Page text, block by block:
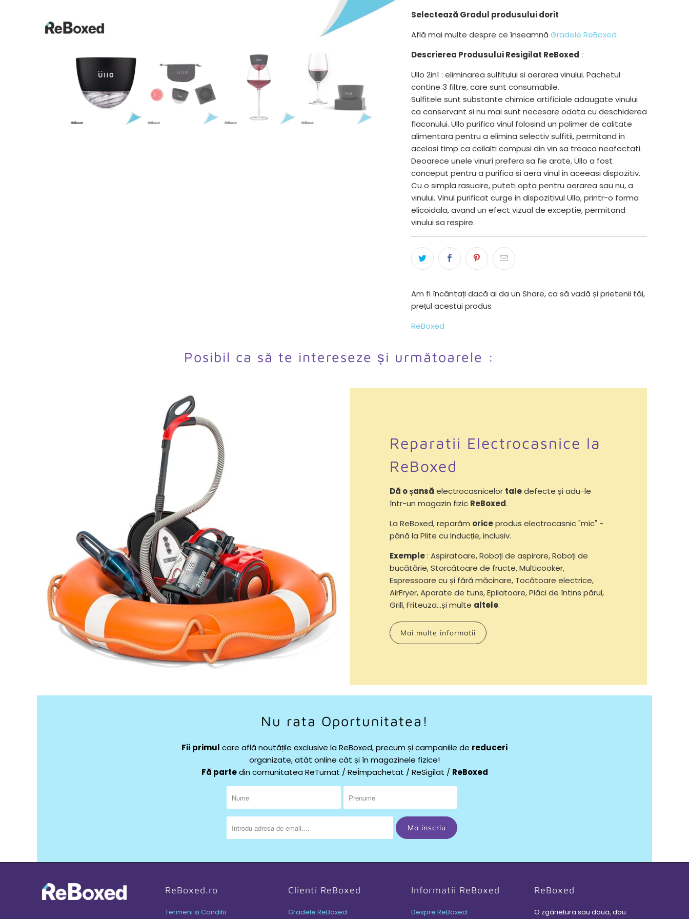
devine
{{
}}:
Selectează Gradul produsului dorit
Află mai multe despre ce înseamnă Gradele ReBoxed
Descrierea Produsului Resigilat ReBoxed :
Ullo 2in1 : eliminarea sulfitului si aerarea vinului. Pachetul
contine 3 filtre, care sunt consumabile.
Sulfitele sunt substante chimice artificiale adaugate vinului
ca conservant si nu mai sunt necesare odata cu deschiderea
flaconului. Üllo purifica vinul folosind un polimer de calitate
alimentara pentru a elimina selectiv sulfitii, permitand in
acelasi timp ca ceilalti compusi din vin sa treaca neafectati.
Deoarece unele vinuri prefera sa fie arate, Üllo a fost
conceput pentru a purifica si aera vinul in aceeasi dispozitiv.
Cu o simpla rasucire, puteti opta pentru aerarea sau nu, a
vinului. Vinul purificat curge in dispozitivul Ullo, printr-o forma
elicoidala, avand un efect vizual de exceptie, permitand
vinului sa respire.
Am fi încântați dacă ai da un Share, ca să vadă și prietenii tăi,
prețul acestui produs
ReBoxed
Posibil ca să te intereseze și următoarele :
Reparatii Electrocasnice la
ReBoxed
Dă o șansă electrocasnicelor taledefecte și adu-le
într-un magazin fizic ReBoxed.
La ReBoxed, reparăm oriceprodus electrocasnic "mic" -
până la Plite cu Inducție, inclusiv.
Exemple: Aspiratoare, Roboți de aspirare, Roboți de
bucătărie, Storcătoare de fructe, Multicooker,
Espressoare cu și fără măcinare, Tocătoare electrice,
AirFryer, Aparate de tuns, Epilatoare, Plăci de întins părul,
Grill, Friteuza...și multe altele.
Mai multe informatii
Nu rata Oportunitatea!
Fii primul care află noutățile exclusive la ReBoxed, precum și campaniile de reduceri
organizate, atât online cât și în magazinele fizice!
Fă partedin comunitatea ReTurnat / ReÎmpachetat / ReSigilat / ReBoxed
ReBoxed.ro
Termeni si Conditii
Clienti ReBoxed
Gradele ReBoxed
Informatii ReBoxed
Despre ReBoxed
ReBoxed
O zgârietură sau două, dau